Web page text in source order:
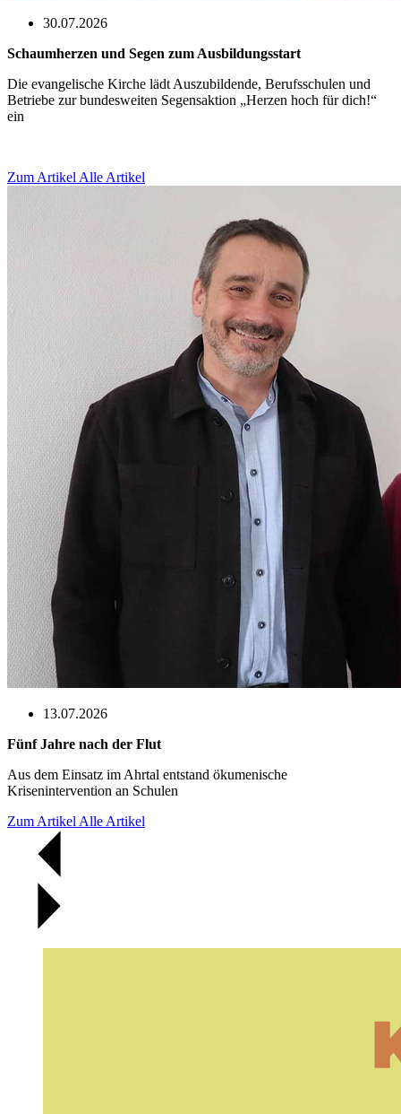
30.07.2026
Schaumherzen und Segen zum Ausbildungsstart
Die evangelische Kirche lädt Auszubildende, Berufsschulen und
Betriebe zur bundesweiten Segensaktion „Herzen hoch für dich!“
ein
Zum Artikel Alle Artikel
13.07.2026
Fünf Jahre nach der Flut
Aus dem Einsatz im Ahrtal entstand ökumenische
Krisenintervention an Schulen
Zum Artikel Alle Artikel